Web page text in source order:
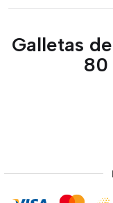
Galletas
80